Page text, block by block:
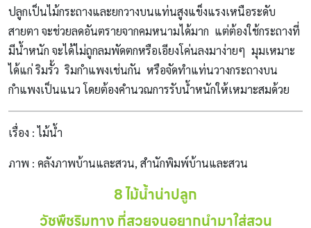
ปลูกเป็นไม้กระถางและยกวางบนแท่นสูงแข็งแรงเหนือระดับ
สายตา จะช่วยลดอันตรายจากคมหนามได้มาก แต่ต้องใช้กระถางที่
มีน้ำหนัก จะได้ไม่ถูกลมพัดตกหรือเอียงโค่นลงมาง่ายๆ มุมเหมาะ
ได้แก่ ริมรั้ว ริมกำแพงเช่นกัน หรือจัดทำแท่นวางกระถางบน
กำแพงเป็นแนว โดยต้องคำนวณการรับน้ำหนักให้เหมาะสมด้วย
เรื่อง : ไม้น้ำ
ภาพ : คลังภาพบ้านและสวน, สำนักพิมพ์บ้านและสวน
8 ไม้น้ำน่าปลูก
วัชพืชริมทาง ที่สวยจนอยากนำมาใส่สวน